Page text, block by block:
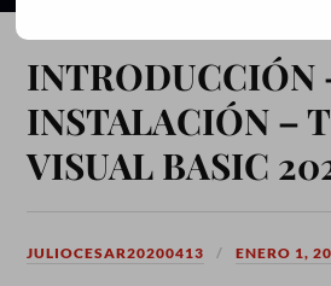
INTRODUCCIÓN
INSTALACIÓN –
VISUAL BASIC
JULIOCESAR20200413 ENERO 1,